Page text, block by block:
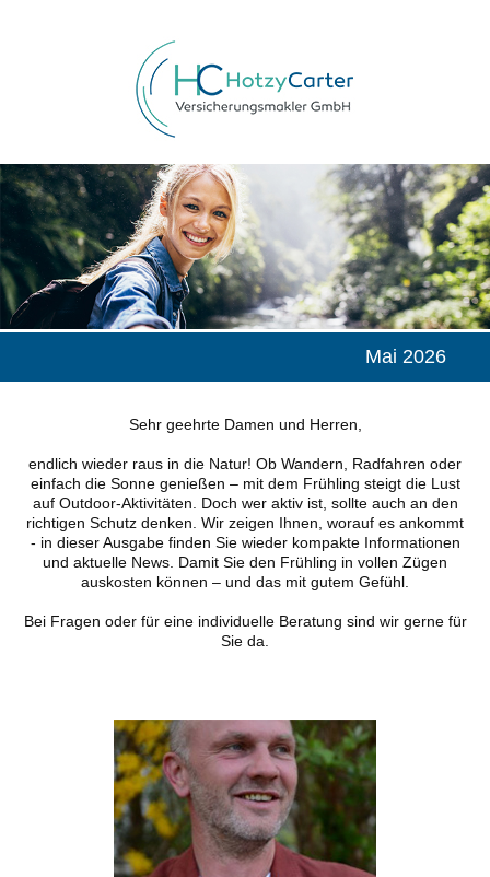
Mai 2026
Sehr geehrte Damen und Herren,
endlich wieder raus in die Natur! Ob Wandern, Radfahren oder
einfach die Sonne genießen – mit dem Frühling steigt die Lust
auf Outdoor-Aktivitäten. Doch wer aktiv ist, sollte auch an den
richtigen Schutz denken. Wir zeigen Ihnen, worauf es ankommt
- in dieser Ausgabe finden Sie wieder kompakte Informationen
und aktuelle News. Damit Sie den Frühling in vollen Zügen
auskosten können – und das mit gutem Gefühl.
Bei Fragen oder für eine individuelle Beratung sind wir gerne für
Sie da.